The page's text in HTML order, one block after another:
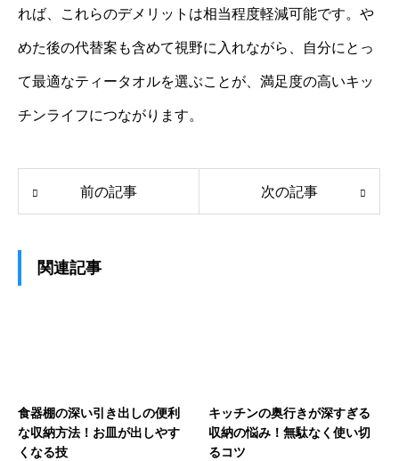
れば、これらのデメリットは相当程度軽減可能です。や
めた後の代替案も含めて視野に入れながら、自分にとっ
て最適なティータオルを選ぶことが、満足度の高いキッ
チンライフにつながります。
前の記事 次の記事
関連記事
食器棚の深い引き出しの便利
な収納方法！お皿が出しやす
くなる技
キッチンの奥行きが深すぎる
収納の悩み！無駄なく使い切
るコツ